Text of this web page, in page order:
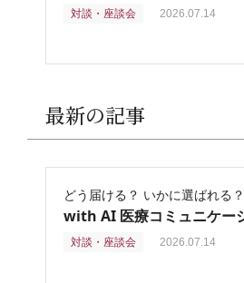
対談・座談会 2026.07.14
最新の記事
どう届ける？ いかに選ばれる？
with AI 医療コミュニケー
対談・座談会 2026.07.14